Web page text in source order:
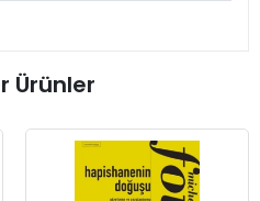
Ürünler